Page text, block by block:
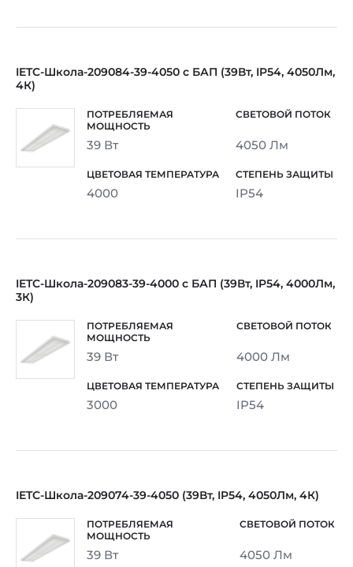
IETC-Школа-209084-39-4050 с БАП (39Вт, IP54, 4050Лм,
4К)
39 Вт 4050 Лм
4000 IP54
IETC-Школа-209083-39-4000 с БАП (39Вт, IP54, 4000Лм,
3К)
39 Вт 4000 Лм
3000 IP54
IETC-Школа-209074-39-4050 (39Вт, IP54, 4050Лм, 4К)
39 Вт 4050 Лм